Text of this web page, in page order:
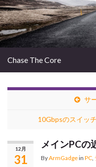
Chase The Core
サ
10Gbpsのスイッ
12月
31
メインPCの
ByArmGadgein PC